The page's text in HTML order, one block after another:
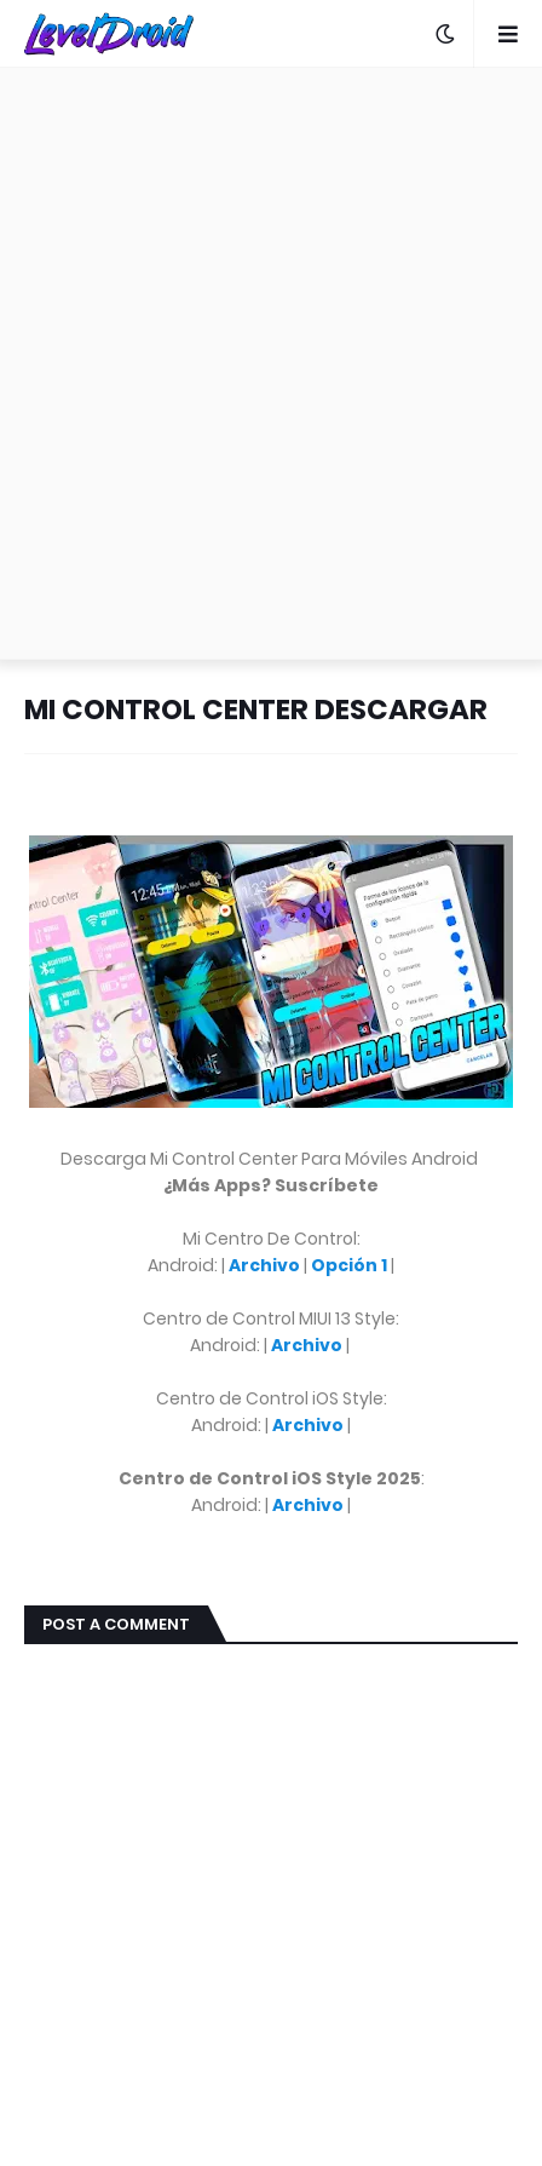
MI CONTROL CENTER DESCARGAR
Descarga Mi Control Center Para Móviles Android
¿Más Apps? Suscríbete
Mi Centro De Control:
Android: | Archivo | Opción 1|
Centro de Control MIUI 13 Style:
Android: | Archivo |
Centro de Control iOS Style:
Android: | Archivo |
Centro de Control iOS Style 2025:
Android: | Archivo |
POST A COMMENT